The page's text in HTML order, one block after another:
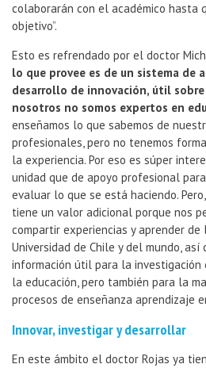
colaborarán con el académico hasta
objetivo”.
Esto es refrendado por el doctor
lo que provee es de un sistema de
desarrollo de innovación, útil
nosotros no somos expertos en
enseñamos lo que sabemos de
profesionales, pero no tenemos
la experiencia. Por eso es súper
unidad que de apoyo profesional
evaluar lo que se está haciendo.
tiene un valor adicional porque nos
compartir experiencias y aprender de
Universidad de Chile y del mundo,
información útil para la
la educación, pero también para la
procesos de enseñanza aprendizaje
Innovar, investigar y desarrollar
En este ámbito el doctor Rojas ya